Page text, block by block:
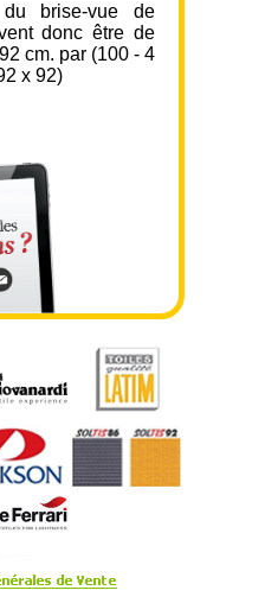
brise-vue de
donc être de
cm. par (100 - 4
x 92)